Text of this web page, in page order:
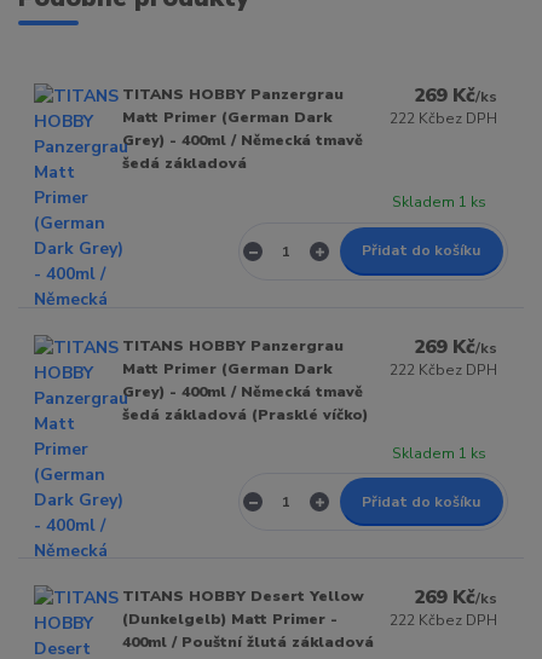
TITANS HOBBY Panzergrau
Matt Primer (German Dark
Grey) - 400ml / Německá tmavě
šedá základová
269 Kč/ks
222 Kčbez DPH
Skladem 1 ks
Přidat do košíku
TITANS HOBBY Panzergrau
Matt Primer (German Dark
Grey) - 400ml / Německá tmavě
šedá základová (Prasklé víčko)
269 Kč/ks
222 Kčbez DPH
Skladem 1 ks
Přidat do košíku
TITANS HOBBY Desert Yellow
(Dunkelgelb) Matt Primer -
400ml / Pouštní žlutá základová
269 Kč/ks
222 Kčbez DPH